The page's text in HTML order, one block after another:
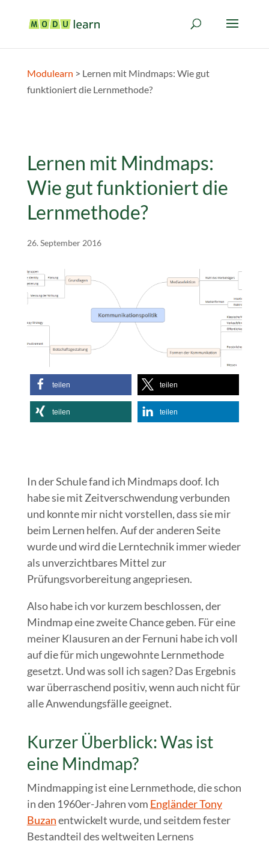
Modulearn > Lernen mit Mindmaps: Wie gut
funktioniert die Lernmethode?
Lernen mit Mindmaps:
Wie gut funktioniert die
Lernmethode?
26. September 2016
teilen teilen
teilen teilen
In der Schule fand ich Mindmaps doof. Ich
habe sie mit Zeitverschwendung verbunden
und konnte mir nicht vorstellen, dass sie mir
beim Lernen helfen. Auf der anderen Seite
wurde und wird die Lerntechnik immer wieder
als unverzichtbares Mittel zur
Prüfungsvorbereitung angepriesen.
Also habe ich vor kurzem beschlossen, der
Mindmap eine zweite Chance geben. Für eine
meiner Klausuren an der Fernuni habe ich voll
auf die für mich ungewohnte Lernmethode
gesetzt. Und was soll ich sagen? Das Ergebnis
war überraschend positiv, wenn auch nicht für
alle Anwendungsfälle geeignet.
Kurzer Überblick: Was ist
eine Mindmap?
Mindmapping ist eine Lernmethode, die schon
in den 1960er-Jahren vom Engländer Tony
Buzanentwickelt wurde, und seitdem fester
Bestandteil des weltweiten Lernens